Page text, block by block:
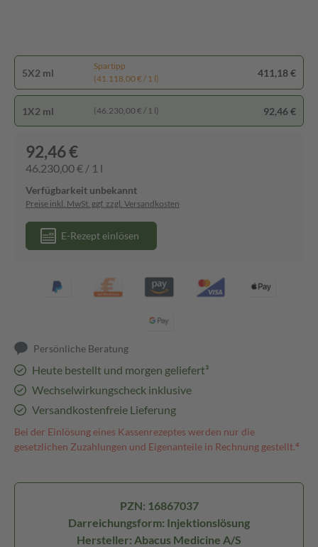
5X2 ml
Spartipp
(41.118,00 € / 1 l)
411,18 €
1X2 ml (46.230,00 € / 1 l) 92,46 €
92,46 €
46.230,00 € / 1 l
Verfügbarkeit unbekannt
Preise inkl. MwSt. ggf. zzgl. Versandkosten
E-Rezept einlösen
Persönliche Beratung
Heute bestellt und morgen geliefert³
Wechselwirkungscheck inklusive
Versandkostenfreie Lieferung
Bei der Einlösung eines Kassenrezeptes werden nur die
gesetzlichen Zuzahlungen und Eigenanteile in Rechnung gestellt.⁴
PZN: 16867037
Darreichungsform: Injektionslösung
Hersteller: Abacus Medicine A/S